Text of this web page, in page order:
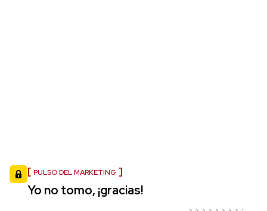
PULSO DEL MARKETING
Yo no tomo, ¡gracias!